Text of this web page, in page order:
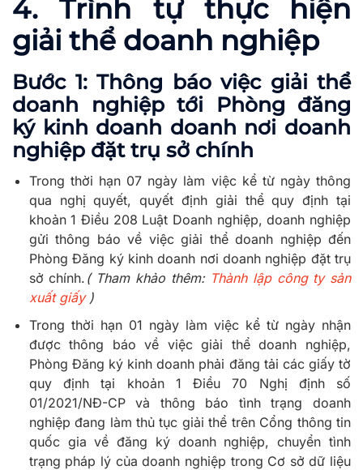
4. Trình tự thực hiện
giải thể doanh nghiệp
Bước 1: Thông báo việc giải thể
doanh nghiệp tới Phòng đăng
ký kinh doanh doanh nơi doanh
nghiệp đặt trụ sở chính
Trong thời hạn 07 ngày làm việc kể từ ngày thông
qua nghị quyết, quyết định giải thể quy định tại
khoản 1 Điều 208 Luật Doanh nghiệp, doanh nghiệp
gửi thông báo về việc giải thể doanh nghiệp đến
Phòng Đăng ký kinh doanh nơi doanh nghiệp đặt trụ
sở chính. ( Tham khảo thêm: Thành lập công ty sản
xuất giấy)
Trong thời hạn 01 ngày làm việc kể từ ngày nhận
được thông báo về việc giải thể doanh nghiệp,
Phòng Đăng ký kinh doanh phải đăng tải các giấy tờ
quy định tại khoản 1 Điều 70 Nghị định số
01/2021/NĐ-CP và thông báo tình trạng doanh
nghiệp đang làm thủ tục giải thể trên Cổng thông tin
quốc gia về đăng ký doanh nghiệp, chuyển tình
trạng pháp lý của doanh nghiệp trong Cơ sở dữ liệu